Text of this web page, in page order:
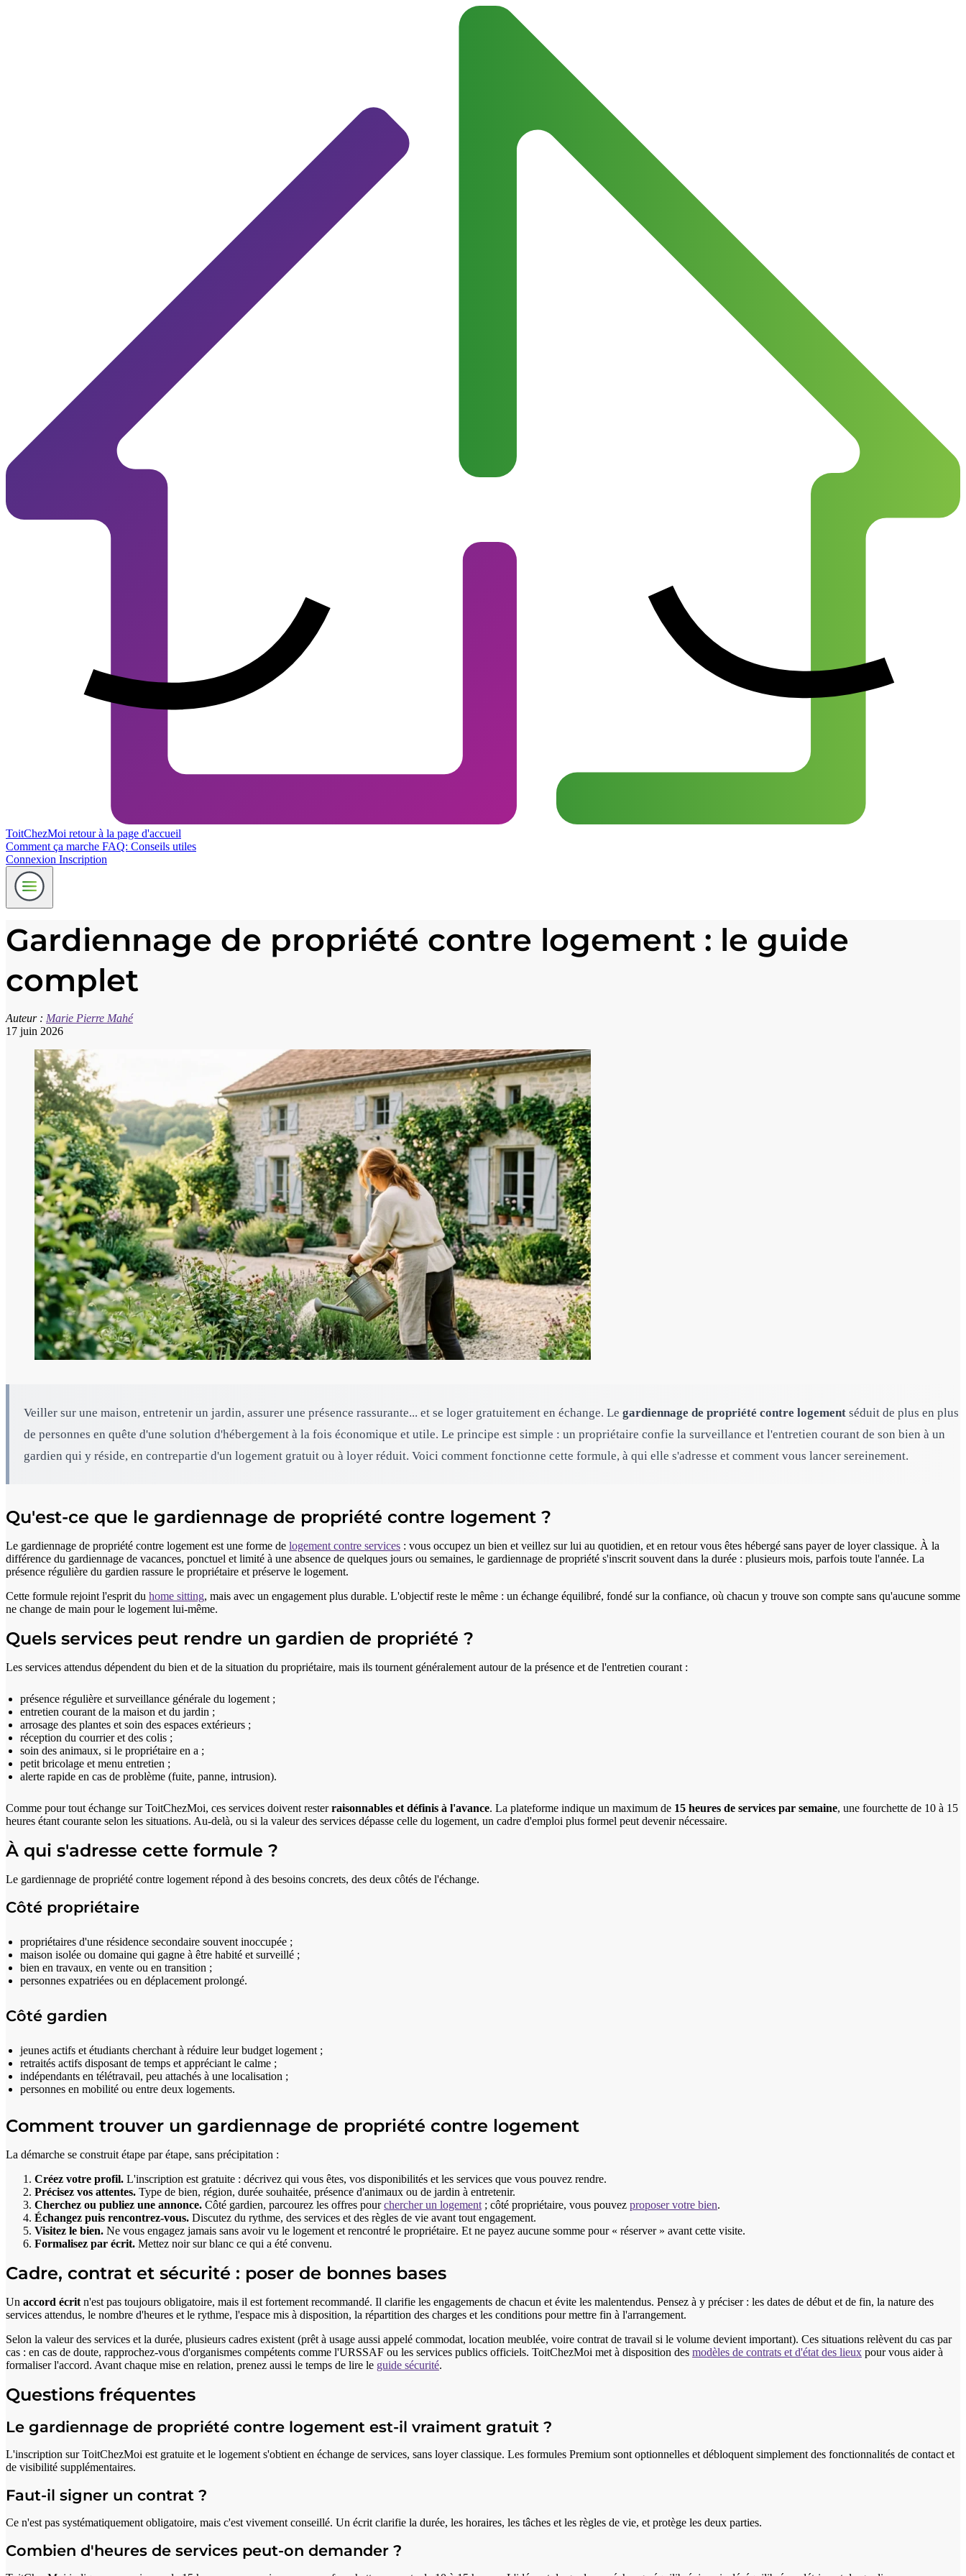
ToitChezMoi retour à la page d'accueil
Comment ça marche FAQ: Conseils utiles
Connexion Inscription
Gardiennage de propriété contre logement : le guide
complet
Auteur : Marie Pierre Mahé
17 juin 2026
Veiller sur une maison, entretenir un jardin, assurer une présence rassurante... et se loger gratuitement en échange. Le gardiennage de propriété contre logement séduit de plus en plus
de personnes en quête d'une solution d'hébergement à la fois économique et utile. Le principe est simple : un propriétaire confie la surveillance et l'entretien courant de son bien à un
gardien qui y réside, en contrepartie d'un logement gratuit ou à loyer réduit. Voici comment fonctionne cette formule, à qui elle s'adresse et comment vous lancer sereinement.
Qu'est-ce que le gardiennage de propriété contre logement ?
Le gardiennage de propriété contre logement est une forme de logement contre services : vous occupez un bien et veillez sur lui au quotidien, et en retour vous êtes hébergé sans payer de loyer classique. À la
différence du gardiennage de vacances, ponctuel et limité à une absence de quelques jours ou semaines, le gardiennage de propriété s'inscrit souvent dans la durée : plusieurs mois, parfois toute l'année. La
présence régulière du gardien rassure le propriétaire et préserve le logement.
Cette formule rejoint l'esprit du home sitting, mais avec un engagement plus durable. L'objectif reste le même : un échange équilibré, fondé sur la confiance, où chacun y trouve son compte sans qu'aucune somme
ne change de main pour le logement lui-même.
Quels services peut rendre un gardien de propriété ?
Les services attendus dépendent du bien et de la situation du propriétaire, mais ils tournent généralement autour de la présence et de l'entretien courant :
présence régulière et surveillance générale du logement ;
entretien courant de la maison et du jardin ;
arrosage des plantes et soin des espaces extérieurs ;
réception du courrier et des colis ;
soin des animaux, si le propriétaire en a ;
petit bricolage et menu entretien ;
alerte rapide en cas de problème (fuite, panne, intrusion).
Comme pour tout échange sur ToitChezMoi, ces services doivent resterraisonnables et définis à l'avance. La plateforme indique un maximum de 15 heures de services par semaine, une fourchette de 10 à 15
heures étant courante selon les situations. Au-delà, ou si la valeur des services dépasse celle du logement, un cadre d'emploi plus formel peut devenir nécessaire.
À qui s'adresse cette formule ?
Le gardiennage de propriété contre logement répond à des besoins concrets, des deux côtés de l'échange.
Côté propriétaire
propriétaires d'une résidence secondaire souvent inoccupée ;
maison isolée ou domaine qui gagne à être habité et surveillé ;
bien en travaux, en vente ou en transition ;
personnes expatriées ou en déplacement prolongé.
Côté gardien
jeunes actifs et étudiants cherchant à réduire leur budget logement ;
retraités actifs disposant de temps et appréciant le calme ;
indépendants en télétravail, peu attachés à une localisation ;
personnes en mobilité ou entre deux logements.
Comment trouver un gardiennage de propriété contre logement
La démarche se construit étape par étape, sans précipitation :
Créez votre profil. L'inscription est gratuite : décrivez qui vous êtes, vos disponibilités et les services que vous pouvez rendre.
Précisez vos attentes. Type de bien, région, durée souhaitée, présence d'animaux ou de jardin à entretenir.
Cherchez ou publiez une annonce. Côté gardien, parcourez les offres pourchercher un logement; côté propriétaire, vous pouvez proposer votre bien.
Échangez puis rencontrez-vous. Discutez du rythme, des services et des règles de vie avant tout engagement.
Visitez le bien. Ne vous engagez jamais sans avoir vu le logement et rencontré le propriétaire. Et ne payez aucune somme pour « réserver » avant cette visite.
Formalisez par écrit. Mettez noir sur blanc ce qui a été convenu.
Cadre, contrat et sécurité : poser de bonnes bases
Un accord écritn'est pas toujours obligatoire, mais il est fortement recommandé. Il clarifie les engagements de chacun et évite les malentendus. Pensez à y préciser : les dates de début et de fin, la nature des
services attendus, le nombre d'heures et le rythme, l'espace mis à disposition, la répartition des charges et les conditions pour mettre fin à l'arrangement.
Selon la valeur des services et la durée, plusieurs cadres existent (prêt à usage aussi appelé commodat, location meublée, voire contrat de travail si le volume devient important). Ces situations relèvent du cas par
cas : en cas de doute, rapprochez-vous d'organismes compétents comme l'URSSAF ou les services publics officiels. ToitChezMoi met à disposition des modèles de contrats et d'état des lieux pour vous aider à
formaliser l'accord. Avant chaque mise en relation, prenez aussi le temps de lire le guide sécurité.
Questions fréquentes
Le gardiennage de propriété contre logement est-il vraiment gratuit ?
L'inscription sur ToitChezMoi est gratuite et le logement s'obtient en échange de services, sans loyer classique. Les formules Premium sont optionnelles et débloquent simplement des fonctionnalités de contact et
de visibilité supplémentaires.
Faut-il signer un contrat ?
Ce n'est pas systématiquement obligatoire, mais c'est vivement conseillé. Un écrit clarifie la durée, les horaires, les tâches et les règles de vie, et protège les deux parties.
Combien d'heures de services peut-on demander ?